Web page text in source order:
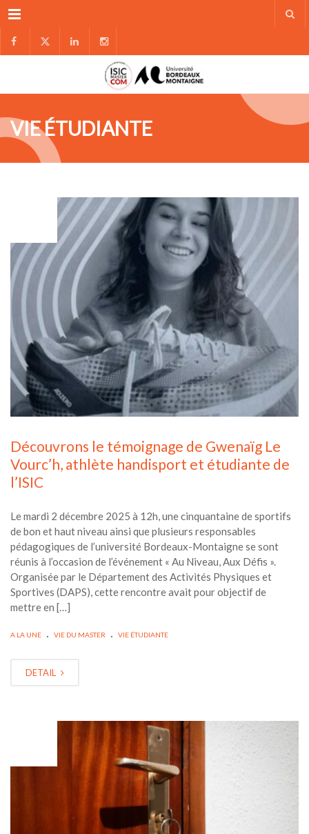
Menu
VIE ÉTUDIANTE
Découvrons le témoignage de Gwenaïg Le
Vourc’h, athlète handisport et étudiante de
l’ISIC
Le mardi 2 décembre 2025 à 12h, une cinquantaine de sportifs
de bon et haut niveau ainsi que plusieurs responsables
pédagogiques de l’université Bordeaux-Montaigne se sont
réunis à l’occasion de l’événement « Au Niveau, Aux Défis ».
Organisée par le Département des Activités Physiques et
Sportives (DAPS), cette rencontre avait pour objectif de
mettre en […]
A LA UNE . VIE DU MASTER . VIE ÉTUDIANTE
DETAIL